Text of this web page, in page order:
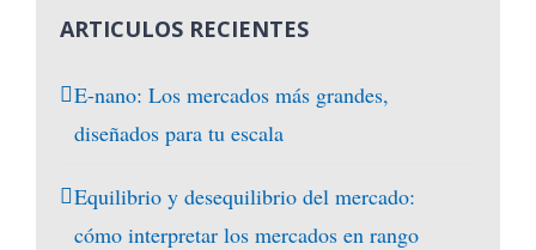
ARTICULOS RECIENTES
E-nano: Los mercados más grandes,
diseñados para tu escala
Equilibrio y desequilibrio del mercado:
cómo interpretar los mercados en rango